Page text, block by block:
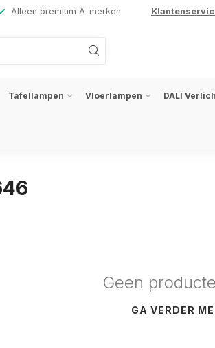
Alleen premium A-merken
Tafellampen Vloerlampen DALI
Geen
GA VERDER